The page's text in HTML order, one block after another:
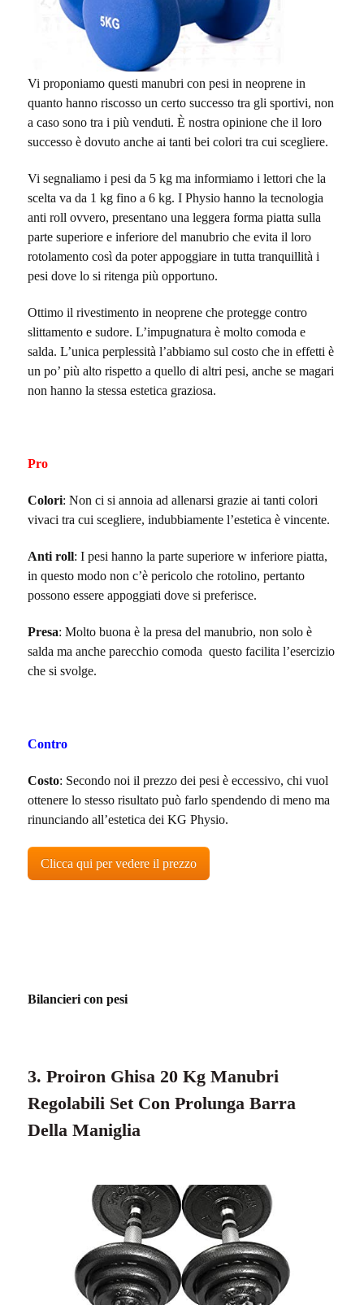
Vi proponiamo questi manubri con pesi in neoprene in
quanto hanno riscosso un certo successo tra gli sportivi, non
a caso sono tra i più venduti. È nostra opinione che il loro
successo è dovuto anche ai tanti bei colori tra cui scegliere.
Vi segnaliamo i pesi da 5 kg ma informiamo i lettori che la
scelta va da 1 kg fino a 6 kg. I Physio hanno la tecnologia
anti roll ovvero, presentano una leggera forma piatta sulla
parte superiore e inferiore del manubrio che evita il loro
rotolamento così da poter appoggiare in tutta tranquillità i
pesi dove lo si ritenga più opportuno.
Ottimo il rivestimento in neoprene che protegge contro
slittamento e sudore. L’impugnatura è molto comoda e
salda. L’unica perplessità l’abbiamo sul costo che in effetti è
un po’ più alto rispetto a quello di altri pesi, anche se magari
non hanno la stessa estetica graziosa.
Pro
Colori: Non ci si annoia ad allenarsi grazie ai tanti colori
vivaci tra cui scegliere, indubbiamente l’estetica è vincente.
Anti roll: I pesi hanno la parte superiore w inferiore piatta,
in questo modo non c’è pericolo che rotolino, pertanto
possono essere appoggiati dove si preferisce.
Presa: Molto buona è la presa del manubrio, non solo è
salda ma anche parecchio comoda questo facilita l’esercizio
che si svolge.
Contro
Costo: Secondo noi il prezzo dei pesi è eccessivo, chi vuol
ottenere lo stesso risultato può farlo spendendo di meno ma
rinunciando all’estetica dei KG Physio.
Clicca qui per vedere il prezzo
Bilancieri con pesi
3. Proiron Ghisa 20 Kg Manubri
Regolabili Set Con Prolunga Barra
Della Maniglia